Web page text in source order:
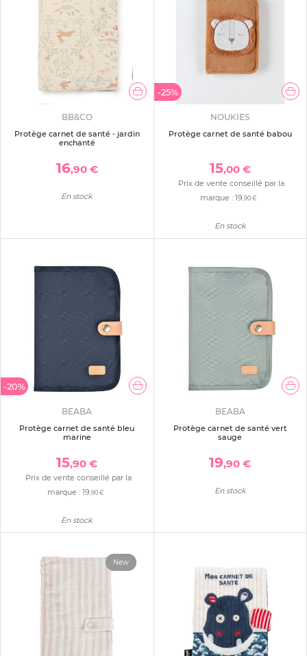
BB&CO
Protège carnet de santé - jardin
enchanté
16,90 €
En stock
-25%
NOUKIES
Protège carnet de santé babou
15,00 €
Prix de vente conseillé par la
marque :19,90 €
En stock
-20%
BEABA
Protège carnet de santé bleu
marine
15,90 €
Prix de vente conseillé par la
marque : 19,90 €
En stock
BEABA
Protège carnet de santé vert
sauge
19,90 €
En stock
New